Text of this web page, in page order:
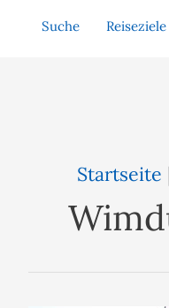
Suche
Startseite